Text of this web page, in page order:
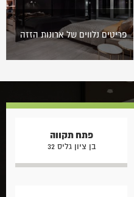
פריטים נלווים של ארונות הזזה
אחסון גדולים, העשויים בדרך
כלל מעץ,…
פתח תקווה
בן ציון גליס 32